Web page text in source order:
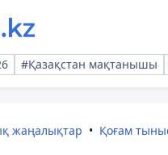
#Қазақстан мақтанышы
жаңалықтар Қоғам